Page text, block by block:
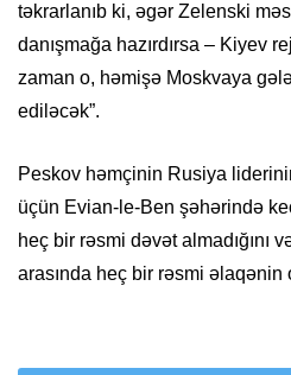
təkrarlanıb ki, əgər Zelenski
danışmağa hazırdırsa – Kiyev
zaman o, həmişə Moskvaya
ediləcək”.
Peskov həmçinin Rusiya
üçün Evian-le-Ben şəhərində
heç bir rəsmi dəvət almadığını
arasında heç bir rəsmi əlaqənin